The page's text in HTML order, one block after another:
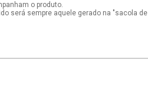
o produto.
será sempre aquele gerado na "sacola de